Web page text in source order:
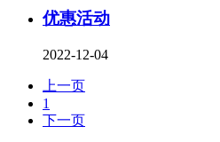
优惠活动
2022-12-04
上一页
1
下一页